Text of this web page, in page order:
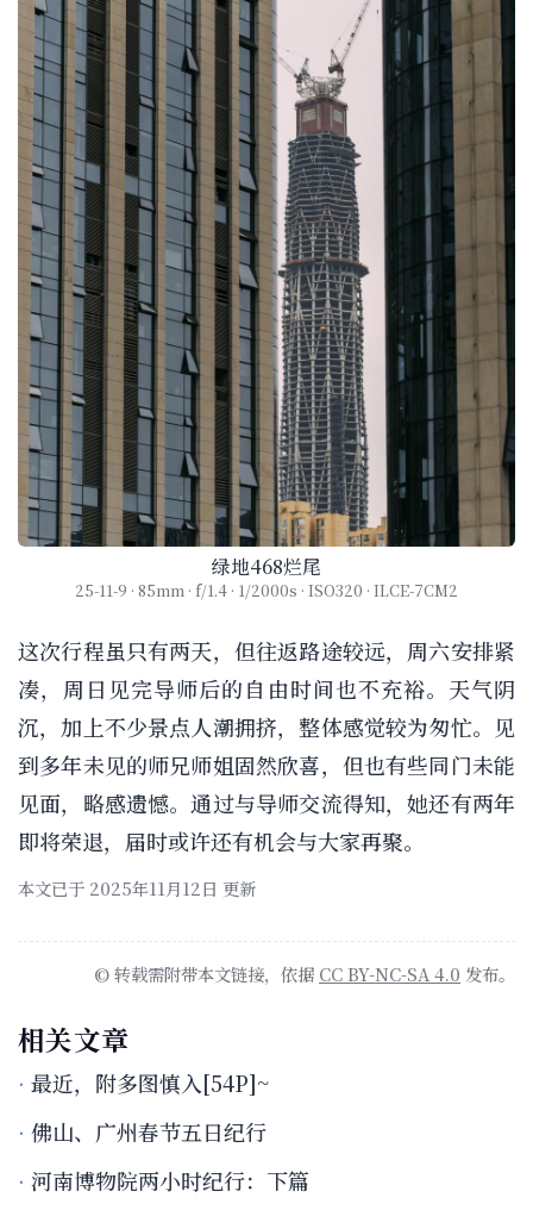
绿地468烂尾
25-11-9 · 85mm · f/1.4 · 1/2000s · ISO320 · ILCE-7CM2
这次行程虽只有两天，但往返路途较远，周六安排紧
凑，周日见完导师后的自由时间也不充裕。天气阴
沉，加上不少景点人潮拥挤，整体感觉较为匆忙。见
到多年未见的师兄师姐固然欣喜，但也有些同门未能
见面，略感遗憾。通过与导师交流得知，她还有两年
即将荣退，届时或许还有机会与大家再聚。
本文已于 2025年11月12日 更新
© 转载需附带本文链接，依据 CC BY-NC-SA 4.0 发布。
相关文章
最近，附多图慎入[54P]~
佛山、广州春节五日纪行
河南博物院两小时纪行：下篇